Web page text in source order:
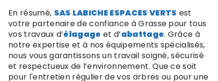
En résumé, SAS LABICHE ESPACES VERTS est
votre partenaire de confiance à Grasse pour tous
vos travaux d’élagage et d’abattage. Grâce à
notre expertise et à nos équipements spécialisés,
nous vous garantissons un travail soigné, sécurisé
et respectueux de l’environnement. Que ce soit
pour l'entretien régulier de vos arbres ou pour une